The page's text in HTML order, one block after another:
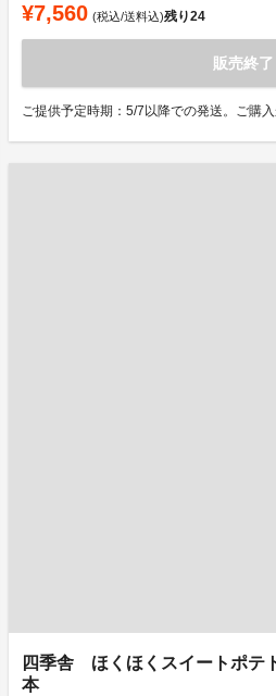
¥7,560 (税込/送料込)残り24
販売終了
ご提供予定時期：5/7以降での発送。ご購
四季舎 ほくほくスイートポテ
本